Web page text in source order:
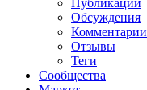
Публикации
Обсуждения
Комментарии
Отзывы
Теги
Сообщества